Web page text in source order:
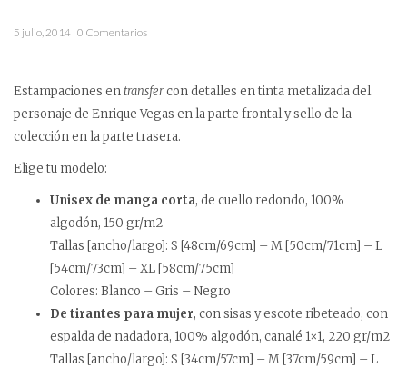
5 julio, 2014 | 0 Comentarios
Estampaciones entransfercon detalles en tinta metalizada del
personaje de Enrique Vegas en la parte frontal y sello de la
colección en la parte trasera.
Elige tu modelo:
Unisex de manga corta, de cuello redondo, 100%
algodón, 150 gr/m2
Tallas [ancho/largo]: S [48cm/69cm] – M [50cm/71cm] – L
[54cm/73cm] – XL [58cm/75cm]
Colores: Blanco – Gris – Negro
De tirantes para mujer, con sisas y escote ribeteado, con
espalda de nadadora, 100% algodón, canalé 1×1, 220 gr/m2
Tallas [ancho/largo]: S [34cm/57cm] – M [37cm/59cm] – L